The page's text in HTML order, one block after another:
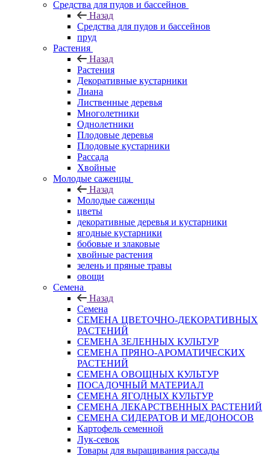
Средства для пудов и бассейнов
Назад
Средства для пудов и бассейнов
пруд
Растения
Назад
Растения
Декоративные кустарники
Лиана
Лиственные деревья
Многолетники
Однолетники
Плодовые деревья
Плодовые кустарники
Рассада
Хвойные
Молодые саженцы
Назад
Молодые саженцы
цветы
декоративные деревья и кустарники
ягодные кустарники
бобовые и злаковые
хвойные растения
зелень и пряные травы
овощи
Семена
Назад
Семена
СЕМЕНА ЦВЕТОЧНО-ДЕКОРАТИВНЫХ
РАСТЕНИЙ
СЕМЕНА ЗЕЛЕННЫХ КУЛЬТУР
СЕМЕНА ПРЯНО-АРОМАТИЧЕСКИХ
РАСТЕНИЙ
СЕМЕНА ОВОЩНЫХ КУЛЬТУР
ПОСАДОЧНЫЙ МАТЕРИАЛ
СЕМЕНА ЯГОДНЫХ КУЛЬТУР
СЕМЕНА ЛЕКАРСТВЕННЫХ РАСТЕНИЙ
СЕМЕНА СИДЕРАТОВ И МЕДОНОСОВ
Картофель семенной
Лук-севок
Товары для выращивания рассады